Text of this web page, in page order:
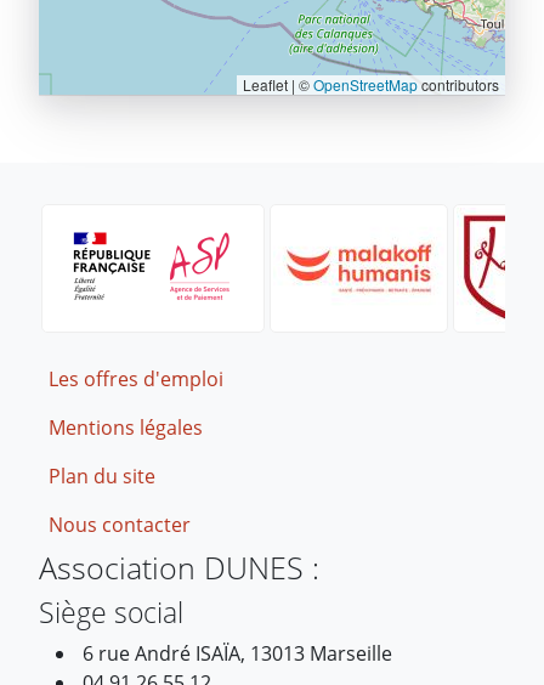
Leaflet | ©OpenStreetMapcontributors
Footer
Les offres d'emploi
Mentions légales
Plan du site
Nous contacter
Association DUNES :
Siège social
6 rue André ISAÏA, 13013 Marseille